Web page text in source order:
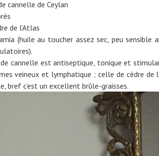
cannelle de Ceylan
de l’Atlas
(huile au toucher assez sec, peu sensible
cannelle est antiseptique, tonique et
veineux et lymphatique ; celle de cèdre de
bref c’est un excellent brûle-graisses.